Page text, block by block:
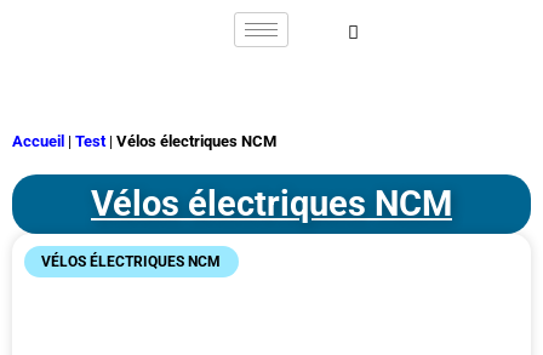
Accueil | Test| Vélos électriques NCM
Vélos électriques NCM
VÉLOS ÉLECTRIQUES NCM